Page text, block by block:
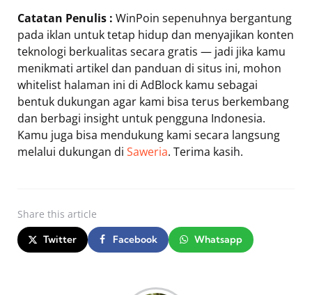
Catatan Penulis : WinPoin sepenuhnya bergantung
pada iklan untuk tetap hidup dan menyajikan konten
teknologi berkualitas secara gratis — jadi jika kamu
menikmati artikel dan panduan di situs ini, mohon
whitelist halaman ini di AdBlock kamu sebagai
bentuk dukungan agar kami bisa terus berkembang
dan berbagi insight untuk pengguna Indonesia.
Kamu juga bisa mendukung kami secara langsung
melalui dukungan di Saweria. Terima kasih.
Share this article
Twitter Facebook Whatsapp